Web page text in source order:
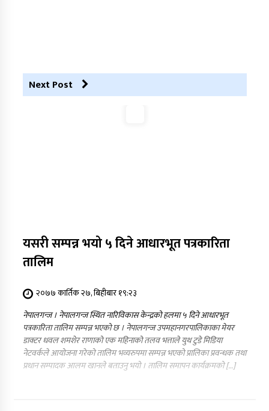
Next Post
यसरी सम्पन्न भयो ५ दिने आधारभूत पत्रकारिता
तालिम
२०७७ कार्तिक २७, बिहीबार १९:२३
नेपालगन्ज । नेपालगन्ज स्थित नारिविकास केन्द्रको हलमा ५ दिने आधारभूत
पत्रकारिता तालिम सम्पन्न भएको छ । नेपालगन्ज उपमहानगरपालिकाका मेयर
डाक्टर धवल शमशेर राणाको एक महिनाको तलव भत्ताले युथ टुडे मिडिया
नेटवर्कले आयोजना गरेको तालिम भव्यरुपमा सम्पन्न भएको प्रालिका प्रवन्धक तथा
प्रधान सम्पादक आलम खानले बताउनु भयो । तालिम समापन कार्यक्रमको […]